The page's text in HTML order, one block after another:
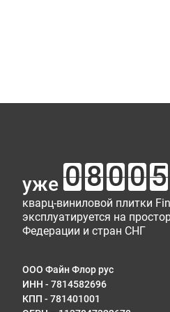
уже
кварц-виниловой плитки
эксплуатируется на
Федерации и стран СНГ
ООО Файн Флор рус
ИНН - 7814582696
КПП - 781401001